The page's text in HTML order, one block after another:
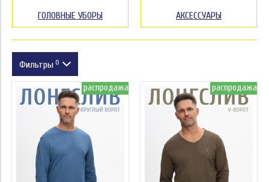
ГОЛОВНЫЕ УБОРЫ АКСЕССУАРЫ
Фильтры 0
Размер
Тиснёный текст
Дополнение
распродажа распродажа